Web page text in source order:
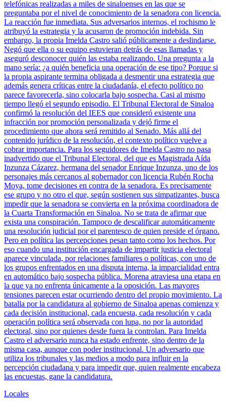
telefónicas realizadas a miles de sinaloenses en las que se
preguntaba por el nivel de conocimiento de la senadora con licencia.
La reacción fue inmediata. Sus adversarios internos, el rochismo le
atribuyó la estrategia y la acusaron de promoción indebida. Sin
embargo, la propia Imelda Castro salió públicamente a deslindarse.
Negó que ella o su equipo estuvieran detrás de esas llamadas y
aseguró desconocer quién las estaba realizando. Una pregunta a la
mano sería: ¿a quién beneficia una operación de ese tipo? Porque si
la propia aspirante termina obligada a desmentir una estrategia que
además genera críticas entre la ciudadanía, el efecto político no
parece favorecerla, sino colocarla bajo sospecha. Casi al mismo
tiempo llegó el segundo episodio. El Tribunal Electoral de Sinaloa
confirmó la resolución del IEES que consideró existente una
infracción por promoción personalizada y dejó firme el
procedimiento que ahora será remitido al Senado. Más allá del
contenido jurídico de la resolución, el contexto político vuelve a
cobrar importancia. Para los seguidores de Imelda Castro no pasa
inadvertido que el Tribunal Electoral, del que es Magistrada Aída
Inzunza Cázarez, hermana del senador Enrique Inzunza, uno de los
personajes más cercanos al gobernador con licencia Rubén Rocha
Moya, tome decisiones en contra de la senadora. Es precisamente
ese grupo y no otro el que, según sostienen sus simpatizantes, busca
impedir que la senadora se convierta en la próxima coordinadora de
la Cuarta Transformación en Sinaloa. No se trata de afirmar que
exista una conspiración. Tampoco de descalificar automáticamente
una resolución judicial por el parentesco de quien preside el órgano.
Pero en política las percepciones pesan tanto como los hechos. Por
eso cuando una institución encargada de impartir justicia electoral
aparece vinculada, por relaciones familiares o políticas, con uno de
los grupos enfrentados en una disputa interna, la imparcialidad entra
en automático bajo sospecha pública. Morena atraviesa una etapa en
la que ya no enfrenta únicamente a la oposición. Las mayores
tensiones parecen estar ocurriendo dentro del propio movimiento. La
batalla por la candidatura al gobierno de Sinaloa apenas comienza y
cada decisión institucional, cada encuesta, cada resolución y cada
operación política será observada con lupa, no por la autoridad
electoral, sino por quienes desde fuera la controlan. Para Imelda
Castro el adversario nunca ha estado enfrente, sino dentro de la
misma casa, aunque con poder institucional. Un adversario que
utiliza los tribunales y las medios a modo para influir en la
percepción ciudadana y para impedir que, quien realmente encabeza
las encuestas, gane la candidatura.
Locales